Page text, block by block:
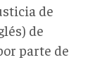
de
de
parte de